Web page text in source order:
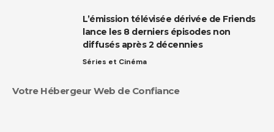
L’émission télévisée dérivée de Friends
lance les 8 derniers épisodes non
diffusés après 2 décennies
Séries et Cinéma
Votre Hébergeur Web de Confiance